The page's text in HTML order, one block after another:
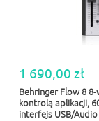
1 690,00 zł
Behringer Flow 8
kontrolą aplikacji,
interfejs USB/Audio